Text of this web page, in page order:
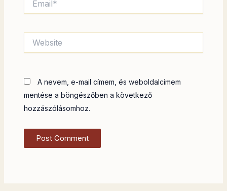
A nevem, e-mail címem, és weboldalcímem
mentése a böngészőben a következő
hozzászólásomhoz.